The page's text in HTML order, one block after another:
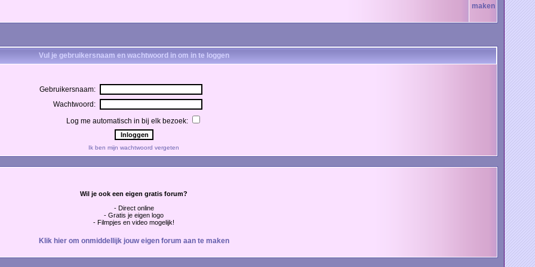
maken
Vul je gebruikersnaam en wachtwoord in om in te loggen
Gebruikersnaam:
Wachtwoord:
Log me automatisch in bij elk bezoek:
Ik ben mijn wachtwoord vergeten
Wil je ook een eigen gratis forum?
- Direct online
- Gratis je eigen logo
- Filmpjes en video mogelijk!
Klik hier om onmiddellijk jouw eigen forum aan te maken